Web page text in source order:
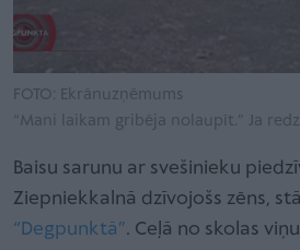
FOTO: Ekrānuzņēmums
“Mani laikam gribēja nolaupīt.” Ja
Baisu sarunu ar svešinieku
Ziepniekkalnā dzīvojošs zēns,
“Degpunktā”. Ceļā no skolas